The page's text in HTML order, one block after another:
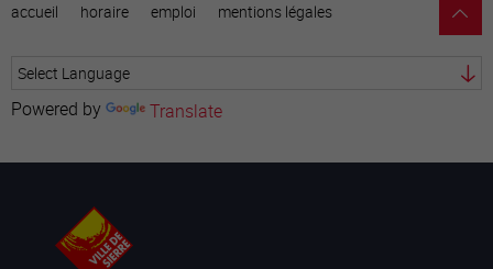
accueil horaire emploi mentions légales
Powered by Translate